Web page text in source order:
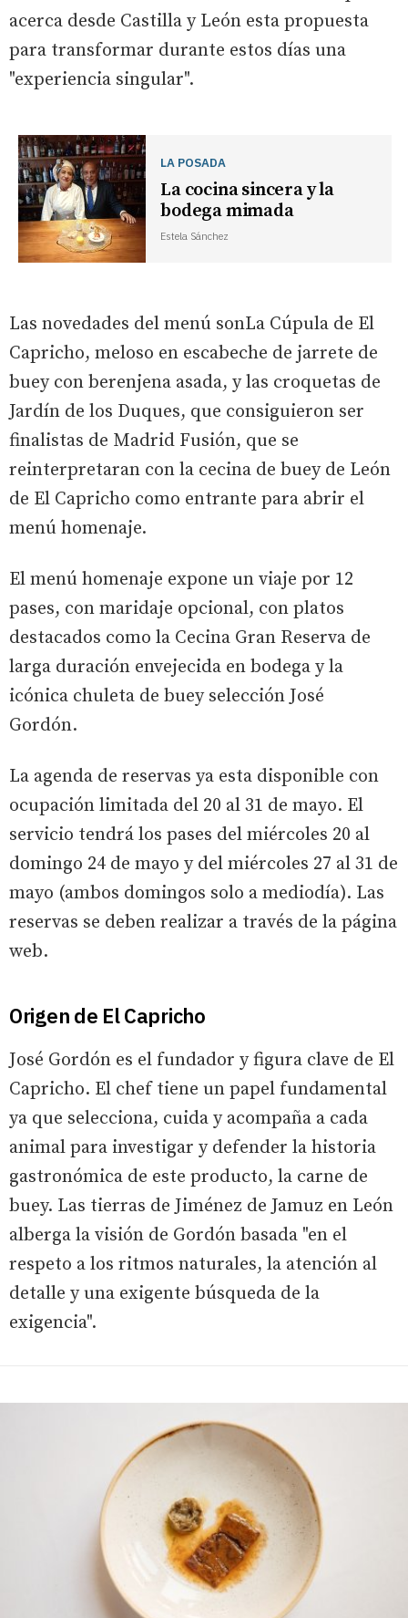
acerca desde Castilla y León esta propuesta
para transformar durante estos días una
"experiencia singular".
LA POSADA
La cocina sincera y la
bodega mimada
Estela Sánchez
Las novedades del menú sonLa Cúpula de El
Capricho, meloso en escabeche de jarrete de
buey con berenjena asada, y las croquetas de
Jardín de los Duques, que consiguieron ser
finalistas de Madrid Fusión, que se
reinterpretaran con la cecina de buey de León
de El Capricho como entrante para abrir el
menú homenaje.
El menú homenaje expone un viaje por 12
pases, con maridaje opcional, con platos
destacados como la Cecina Gran Reserva de
larga duración envejecida en bodega y la
icónica chuleta de buey selección José
Gordón.
La agenda de reservas ya esta disponible con
ocupación limitada del 20 al 31 de mayo. El
servicio tendrá los pases del miércoles 20 al
domingo 24 de mayo y del miércoles 27 al 31 de
mayo (ambos domingos solo a mediodía). Las
reservas se deben realizar a través de la página
web.
Origen de El Capricho
José Gordón es el fundador y figura clave de El
Capricho. El chef tiene un papel fundamental
ya que selecciona, cuida y acompaña a cada
animal para investigar y defender la historia
gastronómica de este producto, la carne de
buey. Las tierras de Jiménez de Jamuz en León
alberga la visión de Gordón basada "en el
respeto a los ritmos naturales, la atención al
detalle y una exigente búsqueda de la
exigencia".